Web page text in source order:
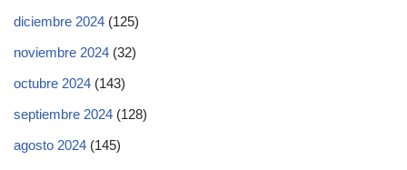
diciembre 2024 (125)
noviembre 2024 (32)
octubre 2024 (143)
septiembre 2024 (128)
agosto 2024 (145)